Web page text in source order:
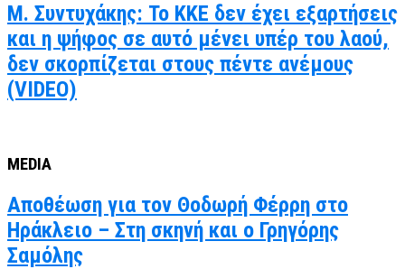
Μ. Συντυχάκης: Το ΚΚΕ δεν έχει εξαρτήσεις
και η ψήφος σε αυτό μένει υπέρ του λαού,
δεν σκορπίζεται στους πέντε ανέμους
(VIDEO)
MEDIA
Αποθέωση για τον Θοδωρή Φέρρη στο
Ηράκλειο – Στη σκηνή και ο Γρηγόρης
Σαμόλης